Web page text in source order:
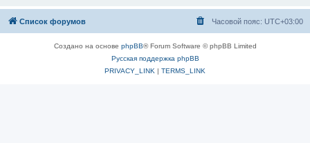
Список форумов Часовой пояс: UTC+03:00
Создано на основе phpBB® Forum Software © phpBB Limited
Русская поддержка phpBB
PRIVACY_LINK | TERMS_LINK